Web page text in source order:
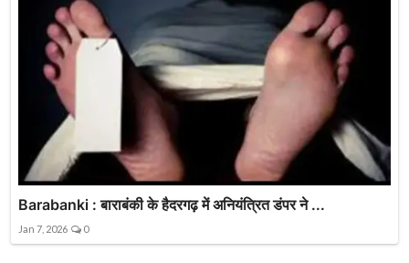
Barabanki : बाराबंकी के हैदरगढ़ में अनियंत्रित डंपर ने ...
Jan 7, 2026 0